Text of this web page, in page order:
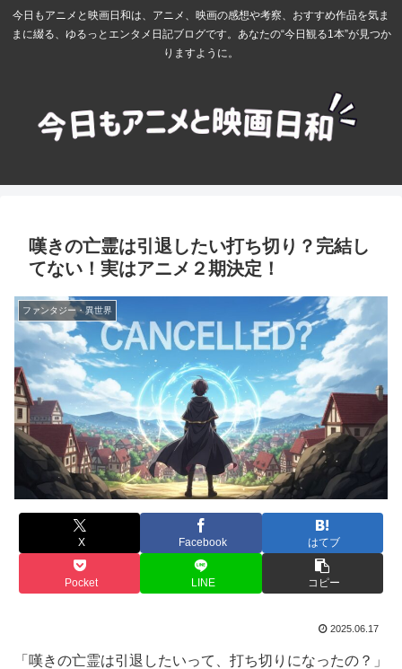
今日もアニメと映画日和は、アニメ、映画の感想や考察、おすすめ作品を気ま
まに綴る、ゆるっとエンタメ日記ブログです。あなたの“今日観る1本”が見つか
りますように。
嘆きの亡霊は引退したい打ち切り？完結し
てない！実はアニメ２期決定！
ファンタジー・異世界
X Facebook はてブ
Pocket LINE コピー
2025.06.17
「嘆きの亡霊は引退したいって、打ち切りになったの？」